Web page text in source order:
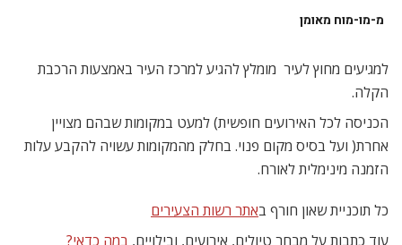
מ-מו-מוח מאומן
למגיעים מחוץ לעיר  מומלץ להגיע למרכז העיר באמצעות הרכבת
הקלה.
הכניסה לכל האירועים חופשית) למעט במקומות שבהם מצויין
אחרת( ועל בסיס מקום פנוי. בחלק מהמקומות עשויה להקבע עלות
הזמנה מינימלית לאורח.
כל תוכניית שאון חורף באתר רשות הצעירים
עוד כתבות על מבחר טיולים, אירועים, ובילויים, במה כדאי?